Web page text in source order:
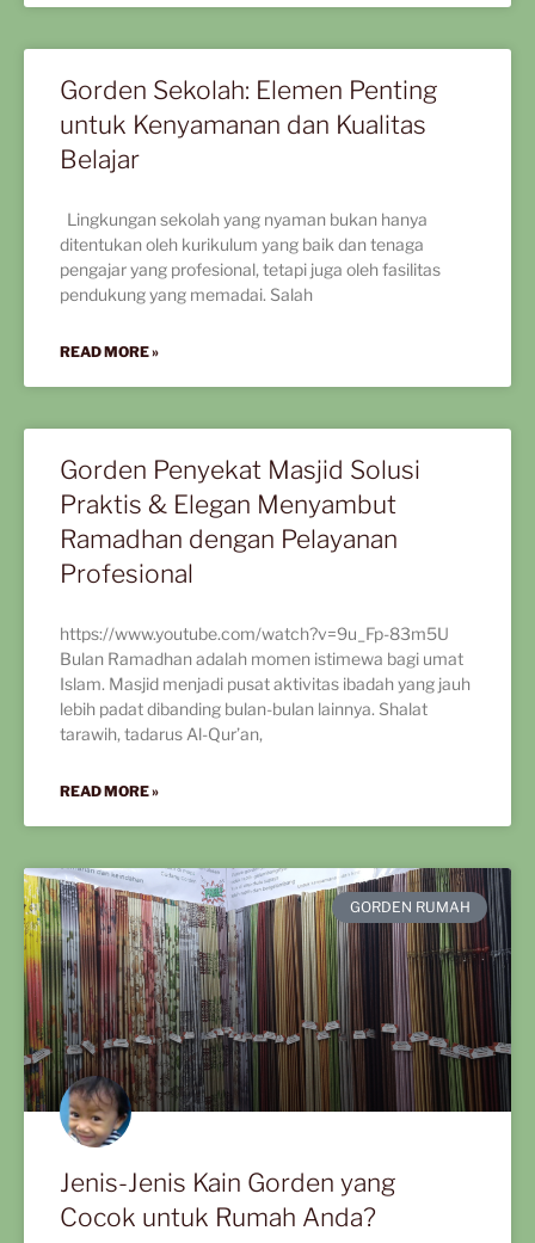
Gorden Sekolah: Elemen Penting
untuk Kenyamanan dan Kualitas
Belajar
Lingkungan sekolah yang nyaman bukan hanya
ditentukan oleh kurikulum yang baik dan tenaga
pengajar yang profesional, tetapi juga oleh fasilitas
pendukung yang memadai. Salah
READ MORE »
Gorden Penyekat Masjid Solusi
Praktis & Elegan Menyambut
Ramadhan dengan Pelayanan
Profesional
https://www.youtube.com/watch?v=9u_Fp-83m5U
Bulan Ramadhan adalah momen istimewa bagi umat
Islam. Masjid menjadi pusat aktivitas ibadah yang jauh
lebih padat dibanding bulan-bulan lainnya. Shalat
tarawih, tadarus Al-Qur’an,
READ MORE »
GORDEN RUMAH
Jenis-Jenis Kain Gorden yang
Cocok untuk Rumah Anda?